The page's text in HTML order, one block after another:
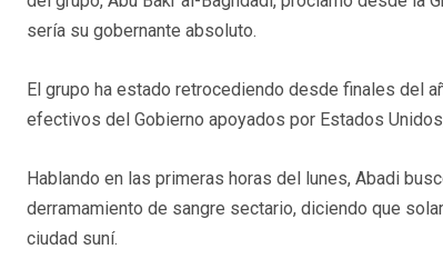
sería su gobernante absoluto.
El grupo ha estado retrocediendo desde finales del
efectivos del Gobierno apoyados por Estados
Hablando en las primeras horas del lunes, Abadi
derramamiento de sangre sectario, diciendo que
ciudad suní.